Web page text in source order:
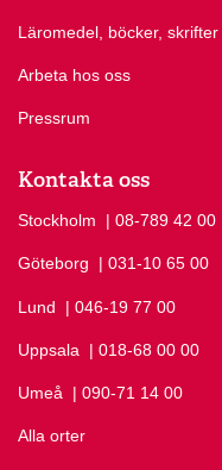
Läromedel, böcker, skrifter
Arbeta hos oss
Pressrum
Kontakta oss
Stockholm Ring Stockholm
| 08-789 42 00
Göteborg Ring Göteborg på
| 031-10 65 00
Lund Ring Lund på
| 046-19 77 00
Uppsala Ring Uppsala på
| 018-68 00 00
Umeå Ring Umeå på
| 090-71 14 00
Alla orter